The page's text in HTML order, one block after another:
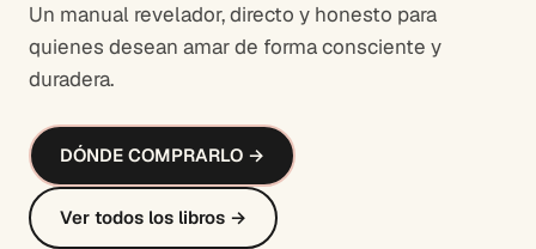
Un manual revelador, directo y honesto para
quienes desean amar de forma consciente y
duradera.
DÓNDE COMPRARLO →
Ver todos los libros →